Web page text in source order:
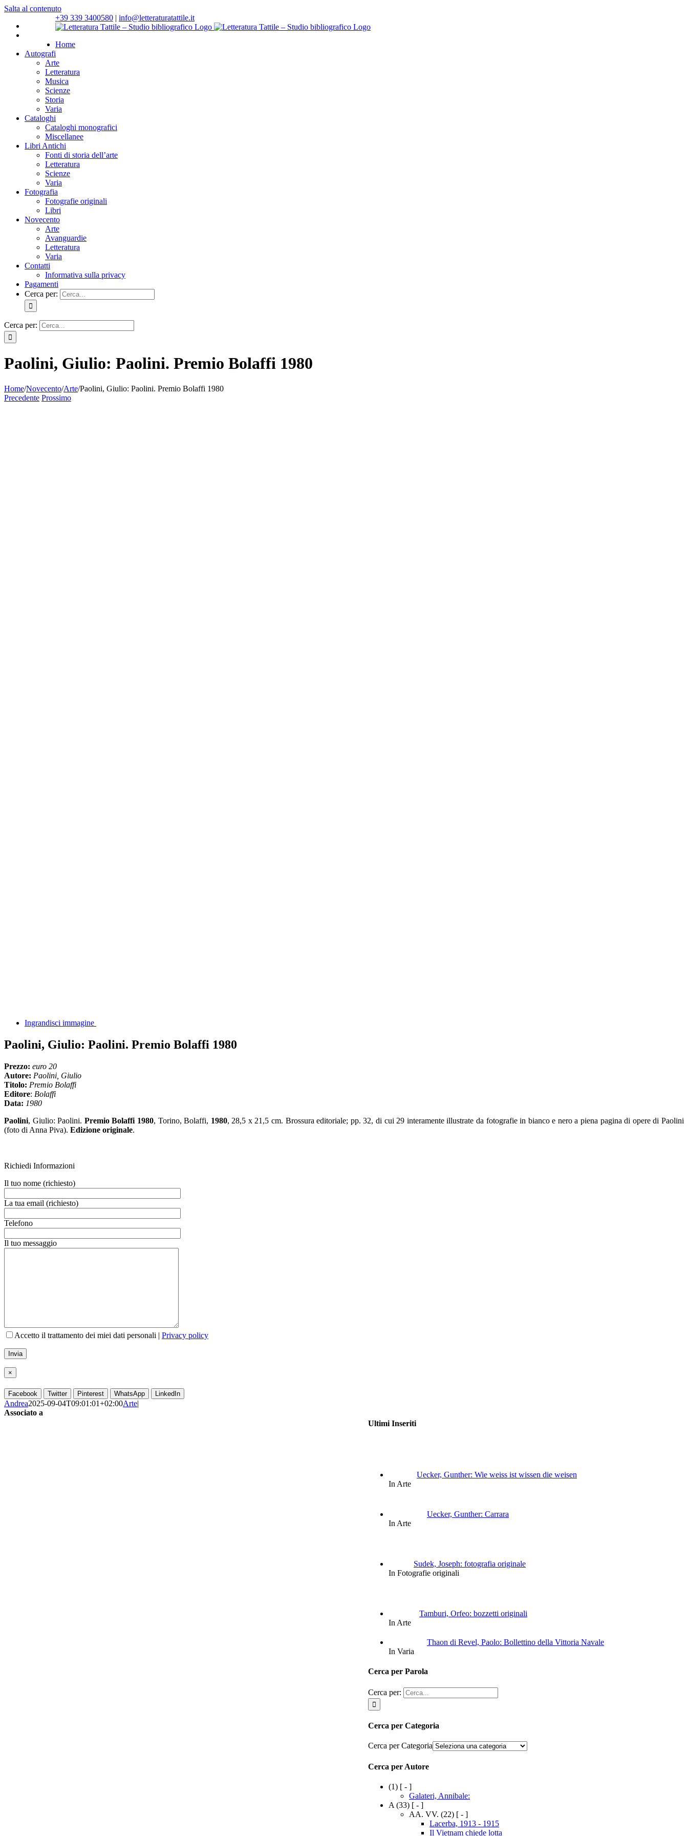
Salta al contenuto
+39 339 3400580 | info@letteraturatattile.it
Home
Autografi
Arte
Letteratura
Musica
Scienze
Storia
Varia
Cataloghi
Cataloghi monografici
Miscellanee
Libri Antichi
Fonti di storia dell’arte
Letteratura
Scienze
Varia
Fotografia
Fotografie originali
Libri
Novecento
Arte
Avanguardie
Letteratura
Varia
Contatti
Informativa sulla privacy
Pagamenti
Cerca per:
Cerca per:
Paolini, Giulio: Paolini. Premio Bolaffi 1980
Home/Novecento/Arte/Paolini, Giulio: Paolini. Premio Bolaffi 1980
Precedente Prossimo
Ingrandisci immagine
Paolini, Giulio: Paolini. Premio Bolaffi 1980
Prezzo: euro 20
Autore: Paolini, Giulio
Titolo: Premio Bolaffi
Editore: Bolaffi
Data: 1980
Paolini, Giulio: Paolini. Premio Bolaffi 1980, Torino, Bolaffi, 1980, 28,5 x 21,5 cm. Brossura editoriale; pp. 32, di cui 29 interamente illustrate da fotografie in bianco e nero a piena pagina di opere di Paolini
(foto di Anna Piva). Edizione originale.
Richiedi Informazioni
Il tuo nome (richiesto)
La tua email (richiesto)
Telefono
Il tuo messaggio
Accetto il trattamento dei miei dati personali | Privacy policy
×
Facebook Twitter Pinterest WhatsApp LinkedIn
Andrea2025-09-04T09:01:01+02:00Arte|
Ultimi Inseriti
Uecker, Gunther: Wie weiss ist wissen die weisen
In Arte
Uecker, Gunther: Carrara
In Arte
Sudek, Joseph: fotografia originale
In Fotografie originali
Tamburi, Orfeo: bozzetti originali
In Arte
Thaon di Revel, Paolo: Bollettino della Vittoria Navale
In Varia
Cerca per Parola
Cerca per:
Cerca per Categoria
Cerca per Categoria
Cerca per Autore
(1) [ - ]
Galateri, Annibale:
A (33) [ - ]
AA. VV. (22) [ - ]
Lacerba, 1913 - 1915
Il Vietnam chiede lotta
Associato a